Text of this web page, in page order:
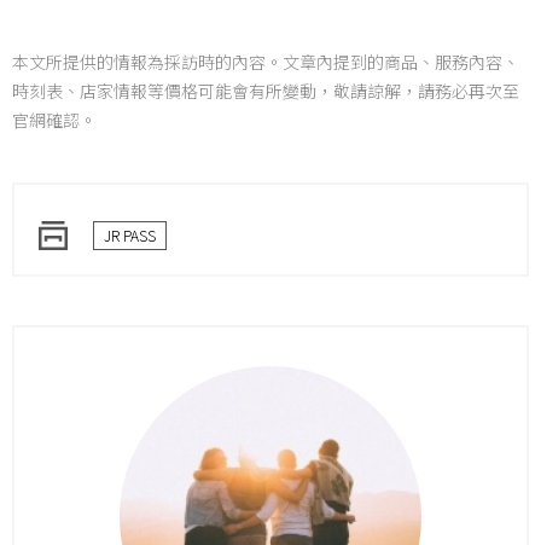
本文所提供的情報為採訪時的內容。文章內提到的商品、服務內容、
時刻表、店家情報等價格可能會有所變動，敬請諒解，請務必再次至
官網確認。
JR PASS